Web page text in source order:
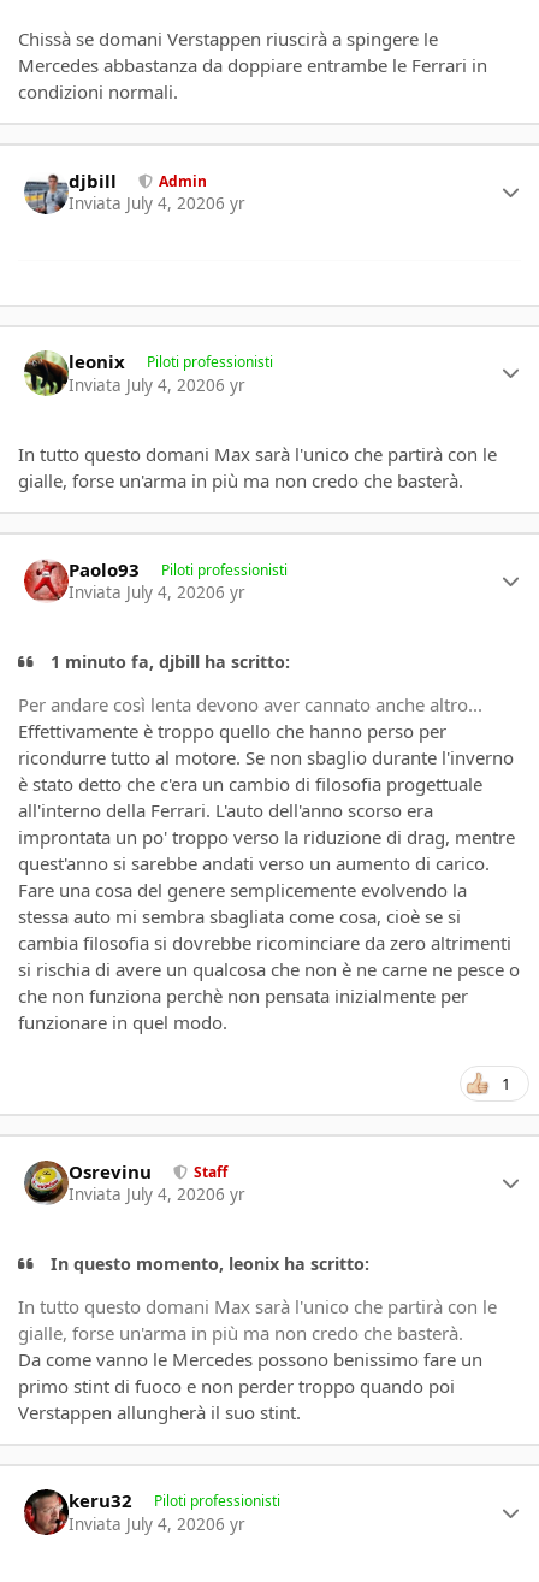
Chissà se domani Verstappen riuscirà a spingere le
Mercedes abbastanza da doppiare entrambe le Ferrari in
condizioni normali.
djbill Admin
Inviata July 4, 20206 yr
leonix Piloti professionisti
Inviata July 4, 20206 yr
In tutto questo domani Max sarà l'unico che partirà con le
gialle, forse un'arma in più ma non credo che basterà.
Paolo93 Piloti professionisti
Inviata July 4, 20206 yr
1 minuto fa, djbill ha scritto:
Per andare così lenta devono aver cannato anche altro...
Effettivamente è troppo quello che hanno perso per
ricondurre tutto al motore. Se non sbaglio durante l'inverno
è stato detto che c'era un cambio di filosofia progettuale
all'interno della Ferrari. L'auto dell'anno scorso era
improntata un po' troppo verso la riduzione di drag, mentre
quest'anno si sarebbe andati verso un aumento di carico.
Fare una cosa del genere semplicemente evolvendo la
stessa auto mi sembra sbagliata come cosa, cioè se si
cambia filosofia si dovrebbe ricominciare da zero altrimenti
si rischia di avere un qualcosa che non è ne carne ne pesce o
che non funziona perchè non pensata inizialmente per
funzionare in quel modo.
1
Osrevinu Staff
Inviata July 4, 20206 yr
In questo momento, leonix ha scritto:
In tutto questo domani Max sarà l'unico che partirà con le
gialle, forse un'arma in più ma non credo che basterà.
Da come vanno le Mercedes possono benissimo fare un
primo stint di fuoco e non perder troppo quando poi
Verstappen allungherà il suo stint.
keru32 Piloti professionisti
Inviata July 4, 20206 yr